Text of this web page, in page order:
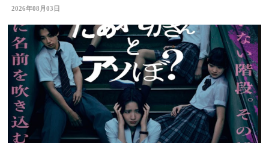
せるように 大分
2026年08月03日